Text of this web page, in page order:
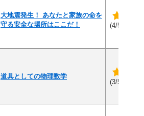
大地震発生！ あなたと家族の命を
守る安全な場所はここだ！
(4/5)
道具としての物理数学
(3/5)